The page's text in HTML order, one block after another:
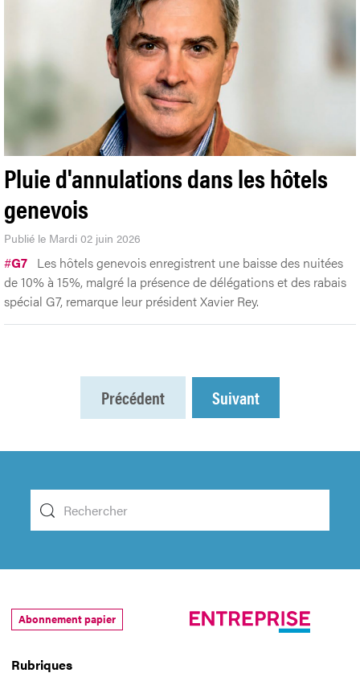
Pluie d'annulations dans les hôtels
genevois
Publié le Mardi 02 juin 2026
#G7 Les hôtels genevois enregistrent une baisse des nuitées
de 10% à 15%, malgré la présence de délégations et des rabais
spécial G7, remarque leur président Xavier Rey.
Précédent Suivant
Rubriques
Abonnement papier